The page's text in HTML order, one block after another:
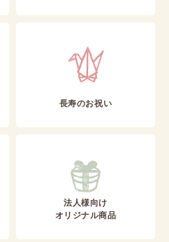
長寿のお祝い
法人様向け
オリジナル商品